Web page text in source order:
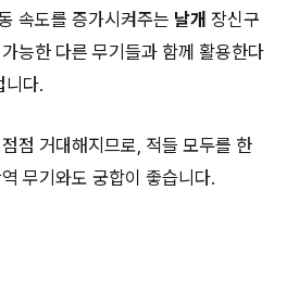
속도를 증가시켜주는 날개 장신구
능한 다른 무기들과 함께 활용한다
니다.
점 거대해지므로, 적들 모두를 한
무기와도 궁합이 좋습니다.